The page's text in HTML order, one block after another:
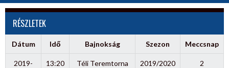
RÉSZLETEK
Dátum Idő Bajnokság Szezon Meccsnap
2019-
13:20
Téli Teremtorna
2019/2020 2